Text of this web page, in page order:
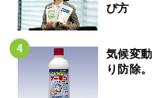
び方
気候変
り防除